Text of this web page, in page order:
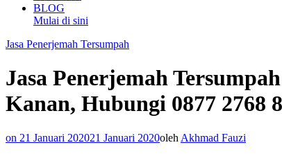
BLOG
Mulai di sini
Jasa Penerjemah Tersumpah
Jasa Penerjemah
Kanan, Hubungi 0877 2768
on 21 Januari 202021 Januari 2020oleh Akhmad Fauzi